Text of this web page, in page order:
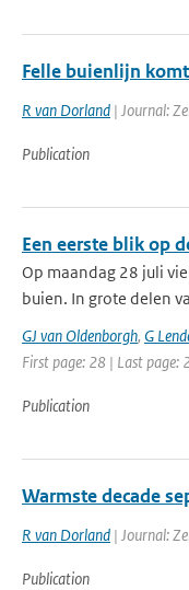
Felle buienlijn
R van Dorland | Journal:
Publication
Een eerste blik op
Op maandag 28 juli
buien. In grote delen
GJ van Oldenborgh, G
First page: 28 | Last page:
Publication
Warmste decade
R van Dorland | Journal:
Publication